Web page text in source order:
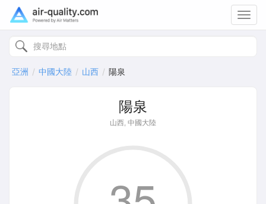
亞洲 中國大陸 山西 陽泉
陽泉
山西, 中國大陸